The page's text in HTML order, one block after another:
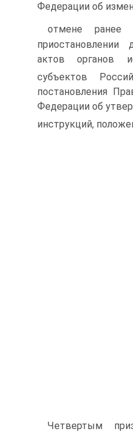
Федерации об
отмене ранее
приостановлении
актов органов
субъектов
постановления
Федерации об
инструкций,
Четвертым